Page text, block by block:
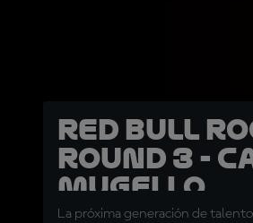
Red Bull
Round 3 -
Mugello
La próxima generación de